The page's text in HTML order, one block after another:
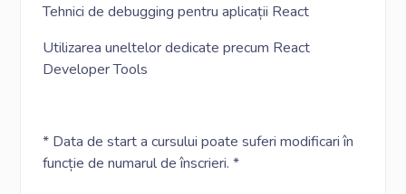
Tehnici de debugging pentru aplicații React
Utilizarea uneltelor dedicate precum React
Developer Tools
* Data de start a cursului poate suferi modificari în
funcție de numarul de înscrieri. *